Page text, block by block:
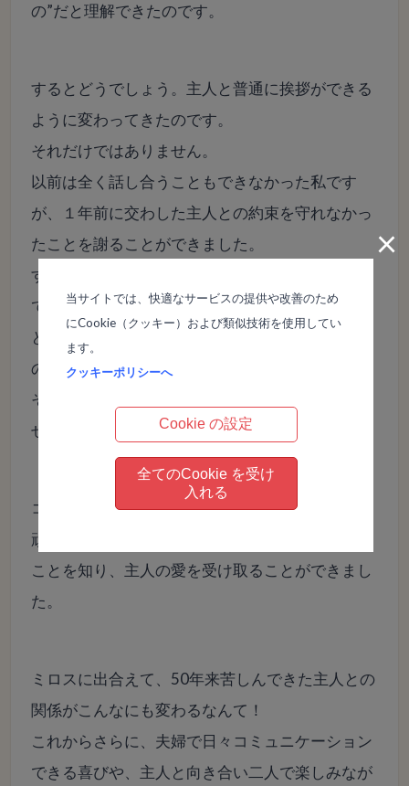
の”だと理解できたのです。
するとどうでしょう。主人と普通に挨拶ができる
ように変わってきたのです。
それだけではありません。
以前は全く話し合うこともできなかった私です
が、１年前に交わした主人との約束を守れなかっ
たことを謝ることができました。
すると、主人は「知っていたよ」とニコッと笑っ
てくれたのです。この時私は、主人が本当はずっ
と広い心で私を見守ってくれていたのだと知った
のです。
そして、このミロスについても、「息子にも聞か
せてやれ！」と主人から言ってくれました。
コミュニケーションを取ろうともがき、苦しみ、
頑張らなくても、私は常に主人から愛されていた
ことを知り、主人の愛を受け取ることができまし
た。
ミロスに出合えて、50年来苦しんできた主人との
関係がこんなにも変わるなんて！
これからさらに、夫婦で日々コミュニケーション
できる喜びや、主人と向き合い二人で楽しみなが
×
当サイトでは、快適なサービスの提供や改善のため
にCookie（クッキー）および類似技術を使用してい
ます。
クッキーポリシーへ
Cookie の設定
全てのCookie を受け
入れる